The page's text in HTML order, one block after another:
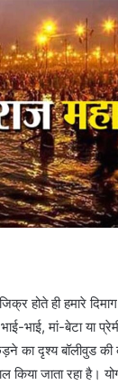
होते ही हमारे
भाई, मां-बेटा या
का दृश्य बॉलीवुड की
जाता रहा है।